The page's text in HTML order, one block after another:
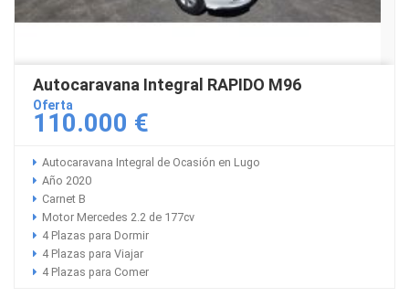
Autocaravana Integral RAPIDO M96
Oferta
110.000 €
Autocaravana Integral de Ocasión en Lugo
Año 2020
Carnet B
Motor Mercedes 2.2 de 177cv
4 Plazas para Dormir
4 Plazas para Viajar
4 Plazas para Comer